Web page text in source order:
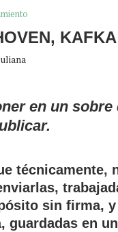
en un sobre
técnicamente,
sin firma,
guardadas en